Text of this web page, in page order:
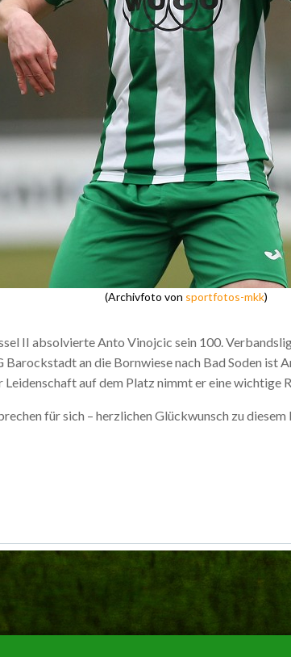
(Archivfoto von sportfotos-mkk)
II absolvierte Anto Vinojcic sein 100.
Barockstadt an die Bornwiese nach Bad Soden ist
Leidenschaft auf dem Platz nimmt er eine wichtige
für sich – herzlichen Glückwunsch zu